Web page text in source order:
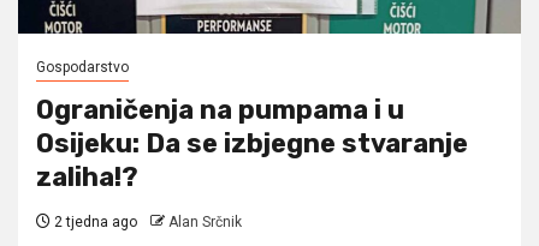
Gospodarstvo
Ograničenja na pumpama i u
Osijeku: Da se izbjegne stvaranje
zaliha!?
2 tjedna ago Alan Srčnik